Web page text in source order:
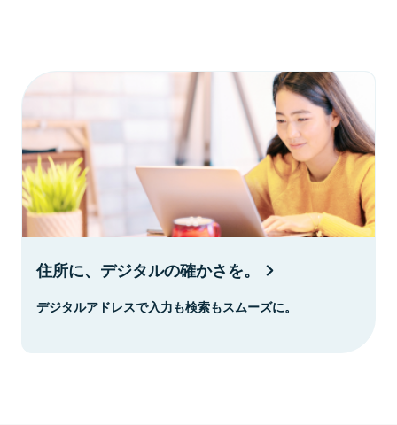
住所に、デジタルの確かさを。
デジタルアドレスで入力も検索もスムーズに。